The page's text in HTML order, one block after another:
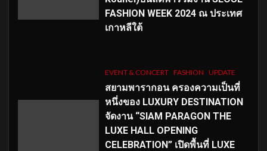
FASHION WEEK 2024 ณ ประเทศ
เกาหลีใต้
EVENT & CONCERT FASHION UPDATE
สยามพารากอน ครองความเป็นที่
หนึ่งของ LUXURY DESTINATION
จัดงาน “SIAM PARAGON THE
LUXE HALL OPENING
CELEBRATION” เปิดพื้นที่ LUXE